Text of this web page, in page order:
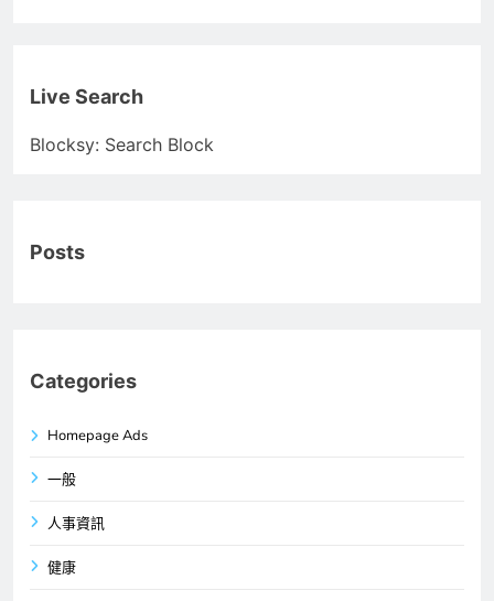
Live Search
Blocksy: Search Block
Posts
Categories
Homepage Ads
一般
人事資訊
健康